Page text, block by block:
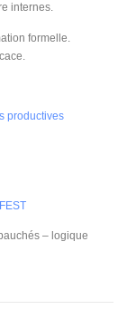
internes.
formelle.
productives
– logique